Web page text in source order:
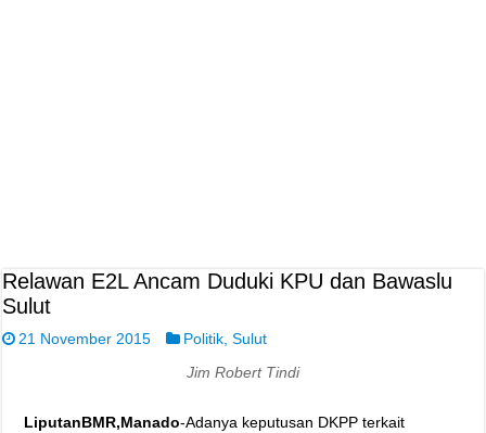
Relawan E2L Ancam Duduki KPU dan Bawaslu
Sulut
21 November 2015 Politik ,Sulut
Jim Robert Tindi
LiputanBMR,Manado-Adanya keputusan DKPP terkait